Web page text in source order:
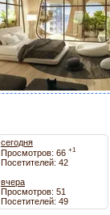
сегодня
Просмотров: 66 +1
Посетителей: 42
вчера
Просмотров: 51
Посетителей: 49